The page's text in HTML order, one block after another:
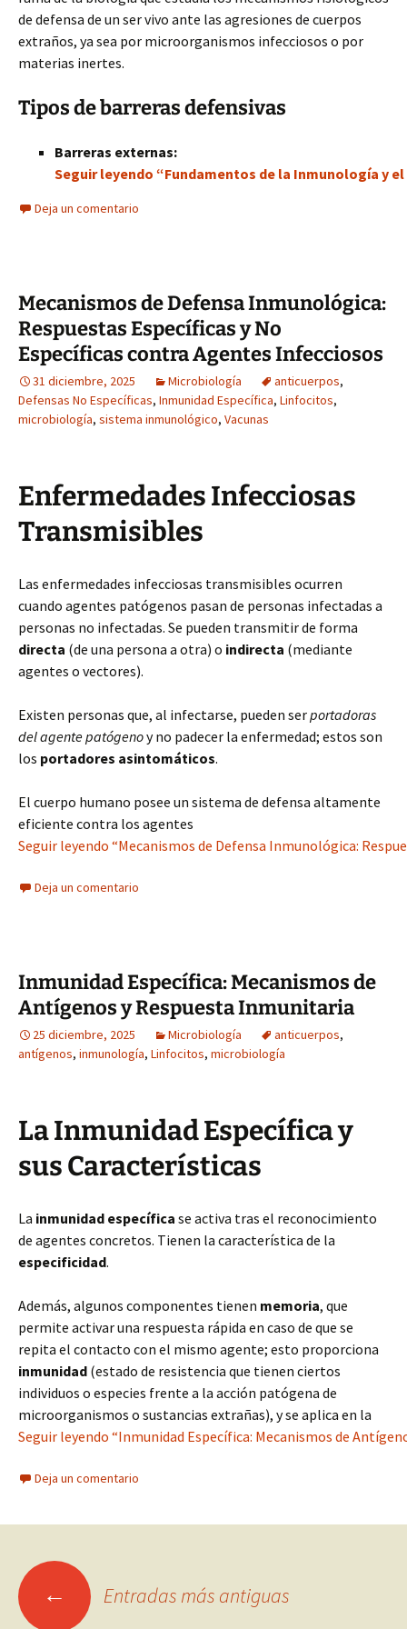
de defensa de un ser vivo ante las agresiones de cuerpos
extraños, ya sea por microorganismos infecciosos o por
materias inertes.
Tipos de barreras defensivas
Barreras externas:
Seguir leyendo “Fundamentos de la Inmunología y
Deja un comentario
Mecanismos de Defensa Inmunológica:
Respuestas Específicas y No
Específicas contra Agentes Infecciosos
31 diciembre, 2025 Microbiología anticuerpos,
Defensas No Específicas, Inmunidad Específica, Linfocitos,
microbiología, sistema inmunológico, Vacunas
Enfermedades Infecciosas
Transmisibles
Las enfermedades infecciosas transmisibles ocurren
cuando agentes patógenos pasan de personas infectadas a
personas no infectadas. Se pueden transmitir de forma
directa (de una persona a otra) o indirecta (mediante
agentes o vectores).
Existen personas que, al infectarse, pueden serportadoras
del agente patógenoy no padecer la enfermedad; estos son
los portadores asintomáticos.
El cuerpo humano posee un sistema de defensa altamente
eficiente contra los agentes
Seguir leyendo “Mecanismos de Defensa Inmunológica:
Deja un comentario
Inmunidad Específica: Mecanismos de
Antígenos y Respuesta Inmunitaria
25 diciembre, 2025 Microbiología anticuerpos,
antígenos, inmunología, Linfocitos, microbiología
La Inmunidad Específica y
sus Características
La inmunidad específica se activa tras el reconocimiento
de agentes concretos. Tienen la característica de la
especificidad.
Además, algunos componentes tienen memoria, que
permite activar una respuesta rápida en caso de que se
repita el contacto con el mismo agente; esto proporciona
inmunidad (estado de resistencia que tienen ciertos
individuos o especies frente a la acción patógena de
microorganismos o sustancias extrañas), y se aplica en la
Seguir leyendo “Inmunidad Específica: Mecanismos de
Deja un comentario
Ir ← Entradas más antiguas